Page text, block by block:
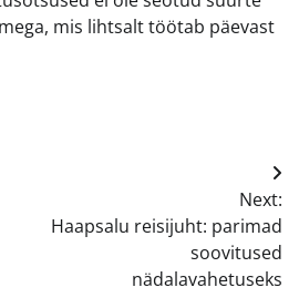
mis lihtsalt töötab päevast
Next:
Haapsalu reisijuht: parimad
soovitused
nädalavahetuseks